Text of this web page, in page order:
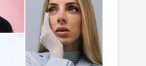
n
ú